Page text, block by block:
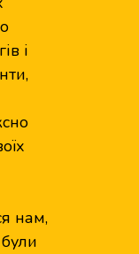
і
нам,